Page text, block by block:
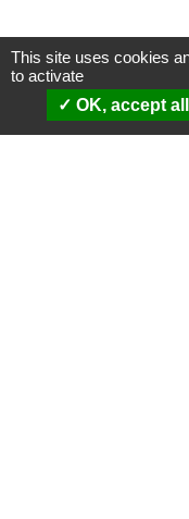
ANALYSES
This site uses cookies
to activate
OK, accept all